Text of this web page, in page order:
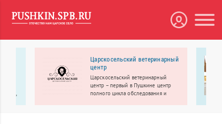
Царскосельский ветеринарный
центр
Царскосельский ветеринарный
центр – первый в Пушкине центр
полного цикла обследования и